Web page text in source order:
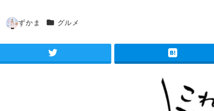
著
ずかま カテゴリー
グルメ